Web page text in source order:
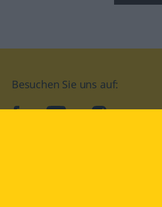
Besuchen Sie uns auf:
facebookYouTube Instagram